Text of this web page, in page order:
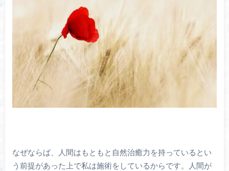
なぜならば、人間はもともと自然治癒力を持っているとい
う前提があった上で私は施術をしているからです。人間が